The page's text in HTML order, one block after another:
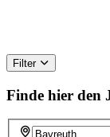
Filter
Finde hier den